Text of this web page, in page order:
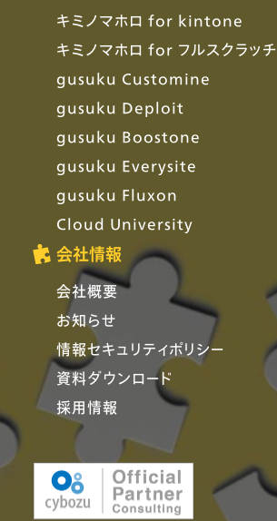
キミノマホロ for kintone
キミノマホロ for フルスクラッチ
gusuku Customine
gusuku Deploit
gusuku Boostone
gusuku Everysite
gusuku Fluxon
Cloud University
会社情報
会社概要
お知らせ
情報セキュリティポリシー
資料ダウンロード
採用情報